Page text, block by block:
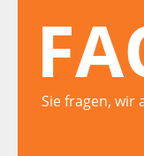
Sie fragen, wir